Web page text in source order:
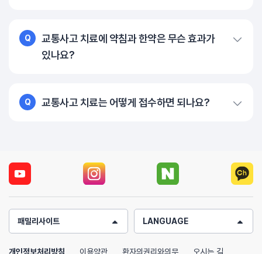
Q
교통사고 치료에 약침과 한약은 무슨 효과가
있나요?
Q 교통사고 치료는 어떻게 접수하면 되나요?
패밀리사이트 LANGUAGE
개인정보처리방침 이용약관 환자의권리와의무 오시는 길